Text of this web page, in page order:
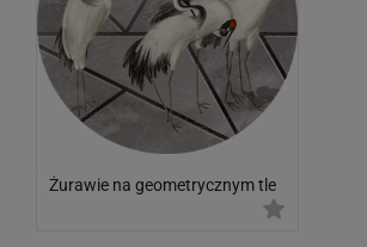
Żurawie na geometrycznym tle